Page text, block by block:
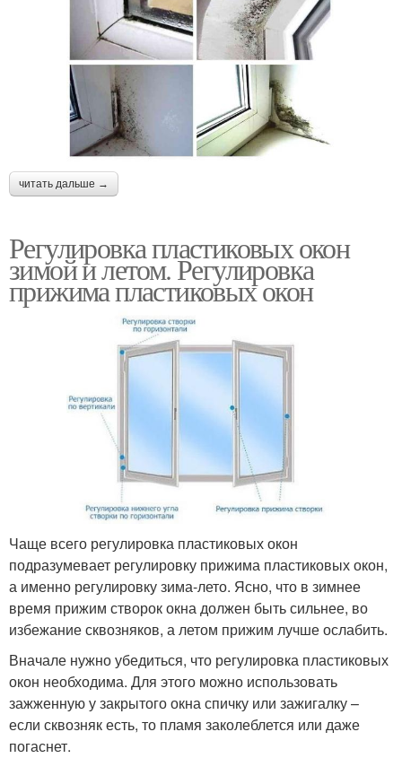
читать дальше →
Регулировка пластиковых окон
зимой и летом. Регулировка
прижима пластиковых окон
Чаще всего регулировка пластиковых окон
подразумевает регулировку прижима пластиковых окон,
а именно регулировку зима-лето. Ясно, что в зимнее
время прижим створок окна должен быть сильнее, во
избежание сквозняков, а летом прижим лучше ослабить.
Вначале нужно убедиться, что регулировка пластиковых
окон необходима. Для этого можно использовать
зажженную у закрытого окна спичку или зажигалку –
если сквозняк есть, то пламя заколеблется или даже
погаснет.